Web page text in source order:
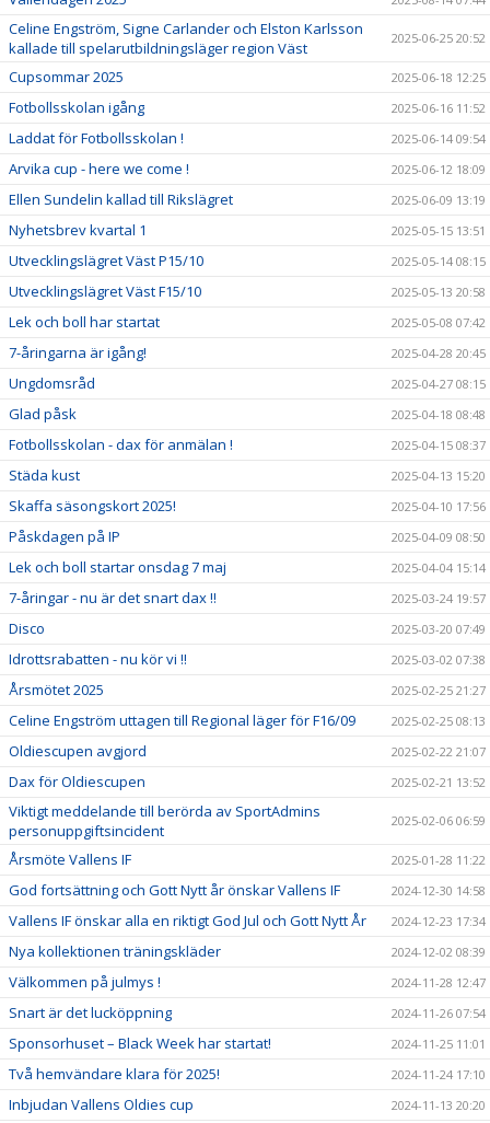
Celine Engström, Signe Carlander och Elston Karlsson
kallade till spelarutbildningsläger region Väst
2025-06-25 20:52
Cupsommar 2025 2025-06-18 12:25
Fotbollsskolan igång 2025-06-16 11:52
Laddat för Fotbollsskolan ! 2025-06-14 09:54
Arvika cup - here we come ! 2025-06-12 18:09
Ellen Sundelin kallad till Rikslägret 2025-06-09 13:19
Nyhetsbrev kvartal 1 2025-05-15 13:51
Utvecklingslägret Väst P15/10 2025-05-14 08:15
Utvecklingslägret Väst F15/10 2025-05-13 20:58
Lek och boll har startat 2025-05-08 07:42
7-åringarna är igång! 2025-04-28 20:45
Ungdomsråd 2025-04-27 08:15
Glad påsk 2025-04-18 08:48
Fotbollsskolan - dax för anmälan ! 2025-04-15 08:37
Städa kust 2025-04-13 15:20
Skaffa säsongskort 2025! 2025-04-10 17:56
Påskdagen på IP 2025-04-09 08:50
Lek och boll startar onsdag 7 maj 2025-04-04 15:14
7-åringar - nu är det snart dax !! 2025-03-24 19:57
Disco 2025-03-20 07:49
Idrottsrabatten - nu kör vi !! 2025-03-02 07:38
Årsmötet 2025 2025-02-25 21:27
Celine Engström uttagen till Regional läger för F16/09 2025-02-25 08:13
Oldiescupen avgjord 2025-02-22 21:07
Dax för Oldiescupen 2025-02-21 13:52
Viktigt meddelande till berörda av SportAdmins
personuppgiftsincident
2025-02-06 06:59
Årsmöte Vallens IF 2025-01-28 11:22
God fortsättning och Gott Nytt år önskar Vallens IF 2024-12-30 14:58
Vallens IF önskar alla en riktigt God Jul och Gott Nytt År 2024-12-23 17:34
Nya kollektionen träningskläder 2024-12-02 08:39
Välkommen på julmys ! 2024-11-28 12:47
Snart är det lucköppning 2024-11-26 07:54
Sponsorhuset – Black Week har startat! 2024-11-25 11:01
Två hemvändare klara för 2025! 2024-11-24 17:10
Inbjudan Vallens Oldies cup 2024-11-13 20:20